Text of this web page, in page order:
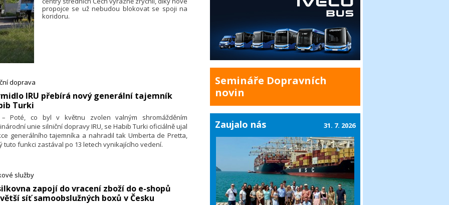
propojce se už nebudou blokovat se spoji na
koridoru.
doprava
IRU přebírá nový generální tajemník
Turki
– Poté, co byl v květnu zvolen valným shromážděním
unie silniční dopravy IRU, se Habib Turki oficiálně ujal
generálního tajemníka a nahradil tak Umberta de Pretta,
tuto funkci zastával po 13 letech vynikajícího vedení.
služby
zapojí do vracení zboží do e-shopů
síť samoobslužných boxů v Česku
Semináře Dopravních
novin
Zaujalo nás 31. 7. 2026